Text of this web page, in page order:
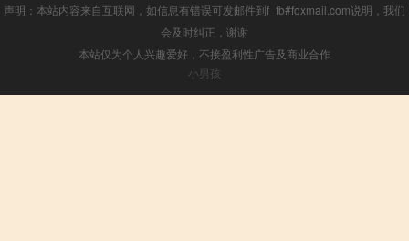
声明：本站内容来自互联网，如信息有错误可发邮件到f_fb#foxmail.com说明，我们
会及时纠正，谢谢
本站仅为个人兴趣爱好，不接盈利性广告及商业合作
小男孩